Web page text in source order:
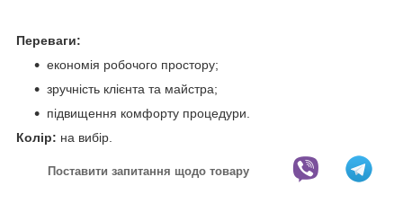
Переваги:
економія робочого простору;
зручність клієнта та майстра;
підвищення комфорту процедури.
Колір: на вибір.
Поставити запитання щодо товару